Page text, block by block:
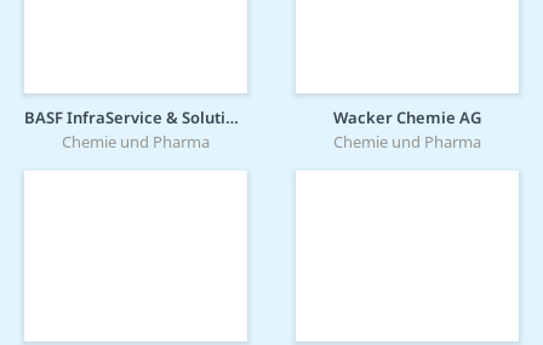
BASF InfraService & Solutions Lausitz GmbH
Chemie und Pharma
Wacker Chemie AG
Chemie und Pharma